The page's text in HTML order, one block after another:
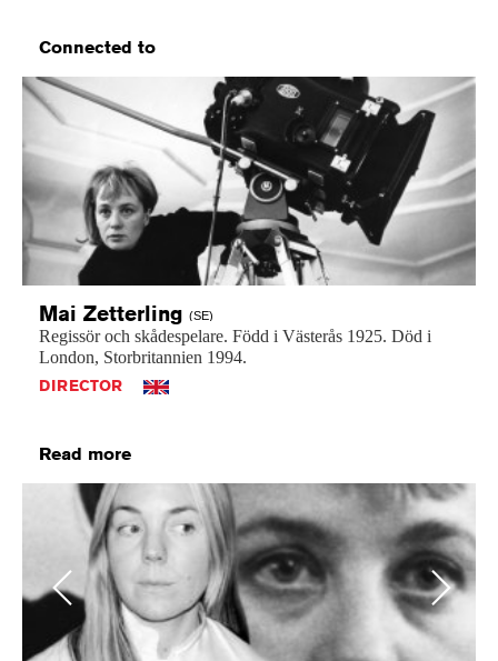
Connected to
Mai Zetterling (SE)
Regissör och skådespelare. Född i Västerås 1925. Död i
London, Storbritannien 1994.
DIRECTOR
Read more
Previous Next